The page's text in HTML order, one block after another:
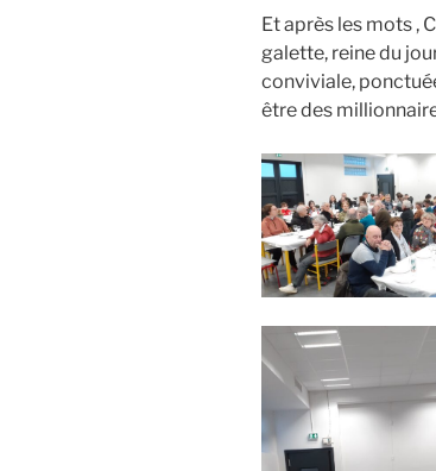
Et après les mots ,
galette, reine du
conviviale,
être des